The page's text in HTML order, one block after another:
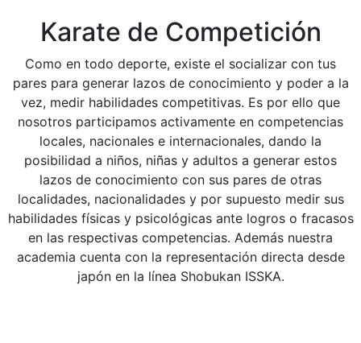
Karate de Competición
Como en todo deporte, existe el socializar con tus
pares para generar lazos de conocimiento y poder a la
vez, medir habilidades competitivas. Es por ello que
nosotros participamos activamente en competencias
locales, nacionales e internacionales, dando la
posibilidad a niños, niñas y adultos a generar estos
lazos de conocimiento con sus pares de otras
localidades, nacionalidades y por supuesto medir sus
habilidades físicas y psicológicas ante logros o fracasos
en las respectivas competencias. Además nuestra
academia cuenta con la representación directa desde
japón en la línea Shobukan ISSKA.